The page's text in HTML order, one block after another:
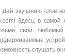
Дай звучанию слов
Здесь, в самой
свой
слушать